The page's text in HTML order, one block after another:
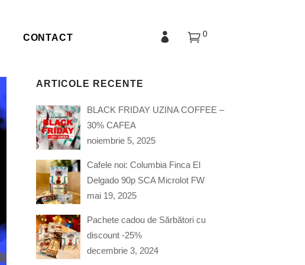
CONTACT 0
ARTICOLE RECENTE
BLACK FRIDAY UZINA COFFEE –
30% CAFEA
noiembrie 5, 2025
Cafele noi: Columbia Finca El
Delgado 90p SCA Microlot FW
mai 19, 2025
Pachete cadou de Sărbători cu
discount -25%
decembrie 3, 2024